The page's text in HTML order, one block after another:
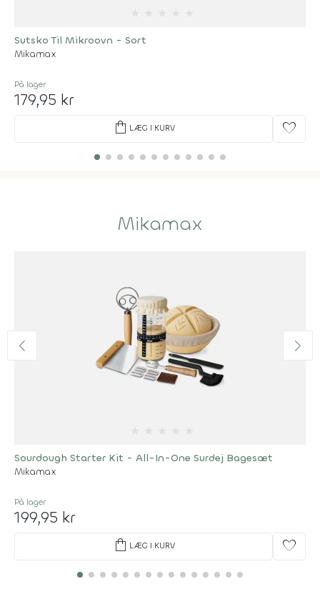
Sutsko Til Mikroovn - Sort
Mikamax
På lager
179,95 kr
shopping_bag LÆG I KURV favorite
Mikamax
Sourdough Starter Kit - All-In-One Surdej Bagesæt
Mikamax
På lager
199,95 kr
shopping_bag LÆG I KURV favorite